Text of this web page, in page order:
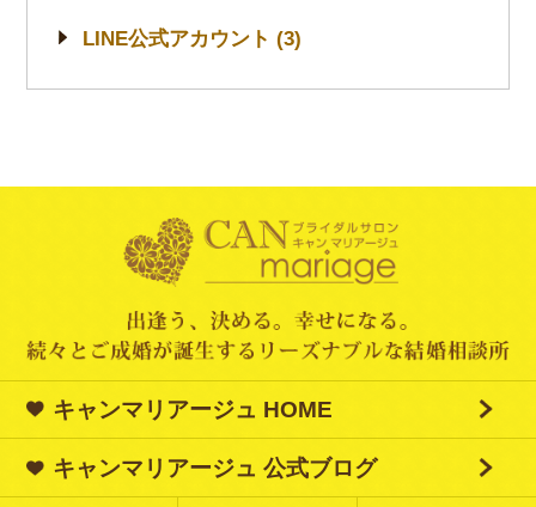
LINE公式アカウント (3)
キャンマリアージュ HOME
キャンマリアージュ 公式ブログ